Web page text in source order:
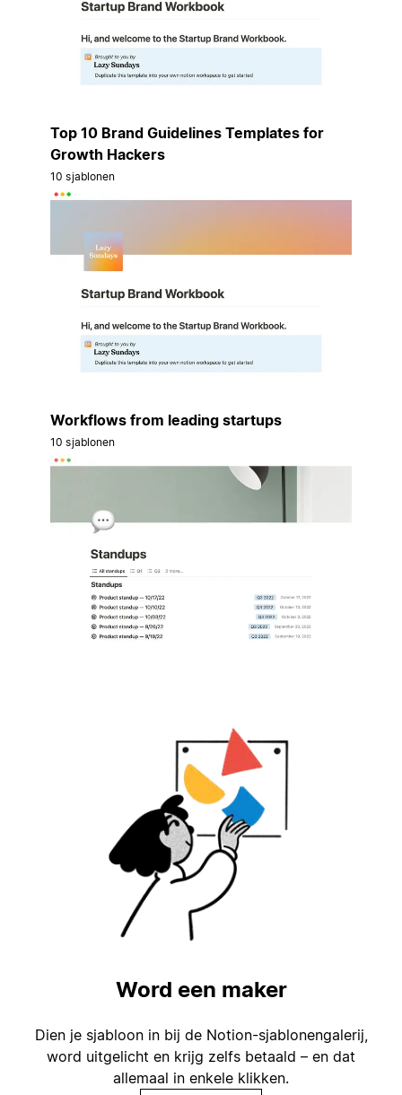
Top 10 Brand Guidelines Templates for
Growth Hackers
10 sjablonen
Workflows from leading startups
10 sjablonen
Word een maker
Dien je sjabloon in bij de Notion-sjablonengalerij,
word uitgelicht en krijg zelfs betaald – en dat
allemaal in enkele klikken.